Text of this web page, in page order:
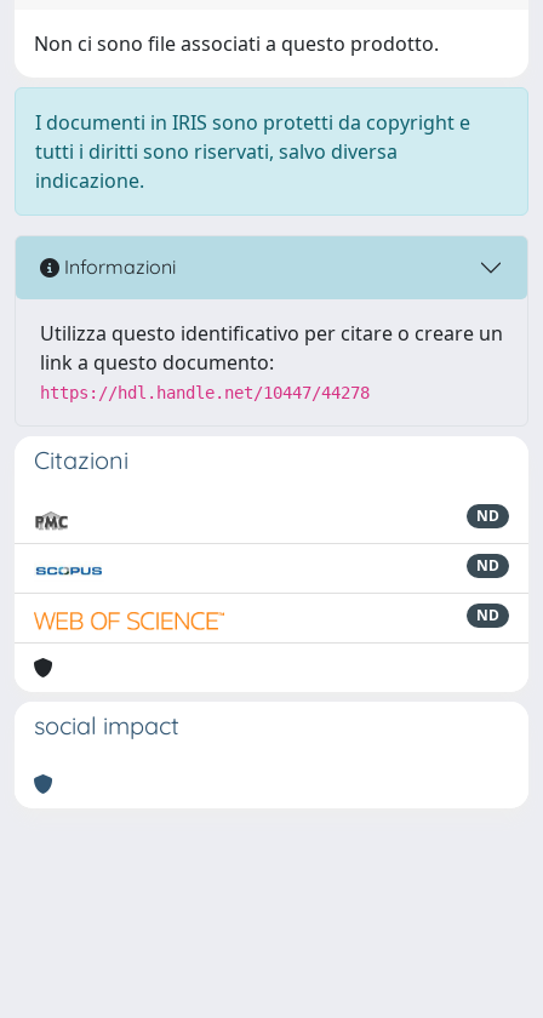
Non ci sono file associati a questo prodotto.
I documenti in IRIS sono protetti da copyright e
tutti i diritti sono riservati, salvo diversa
indicazione.
Informazioni
Utilizza questo identificativo per citare o creare un
link a questo documento:
https://hdl.handle.net/10447/44278
Citazioni
ND
ND
ND
social impact